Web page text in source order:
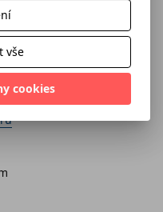
druhoválečné vojenské
měsíce na tvrdém papíru,
2025! Svátky,
a slovenských vojensko-
II. světová!
vše
cookies